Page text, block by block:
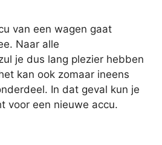
van een wagen gaat
Naar alle
je dus lang plezier hebben
kan ook zomaar ineens
In dat geval kun je
voor een nieuwe accu.